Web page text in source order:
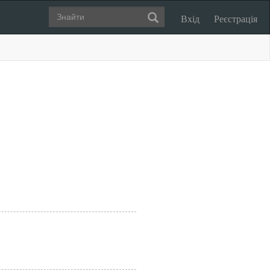
Вхід Реєстрація